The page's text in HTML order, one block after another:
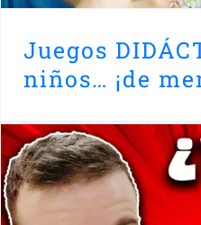
Juegos
niños… ¡de